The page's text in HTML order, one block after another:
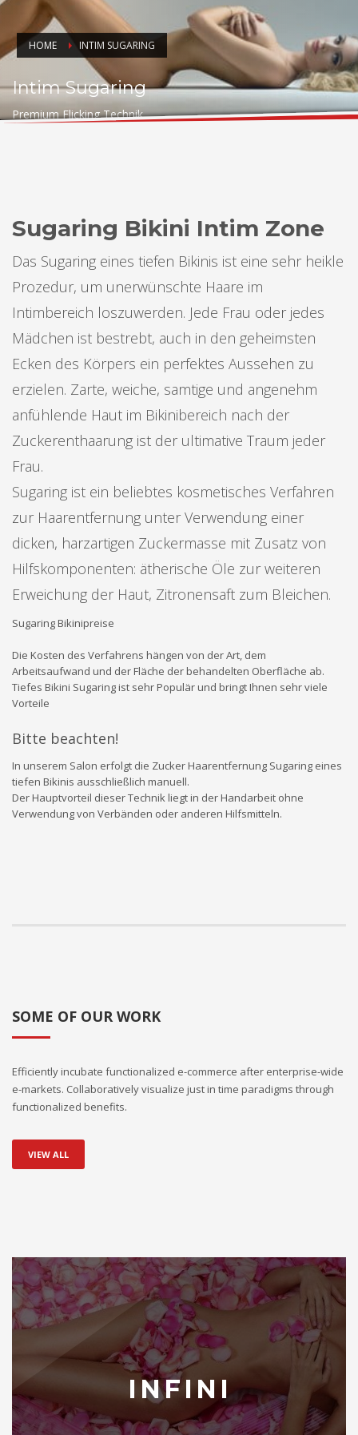
Nur noch mit Termin.
HOME INTIM SUGARING
Intim Sugaring
Premium Flicking Technik
Sugaring Bikini Intim Zone
Das Sugaring eines tiefen Bikinis ist eine sehr heikle
Prozedur, um unerwünschte Haare im
Intimbereich loszuwerden. Jede Frau oder jedes
Mädchen ist bestrebt, auch in den geheimsten
Ecken des Körpers ein perfektes Aussehen zu
erzielen. Zarte, weiche, samtige und angenehm
anfühlende Haut im Bikinibereich nach der
Zuckerenthaarung ist der ultimative Traum jeder
Frau.
Sugaring ist ein beliebtes kosmetisches Verfahren
zur Haarentfernung unter Verwendung einer
dicken, harzartigen Zuckermasse mit Zusatz von
Hilfskomponenten: ätherische Öle zur weiteren
Erweichung der Haut, Zitronensaft zum Bleichen.
Sugaring Bikinipreise
Die Kosten des Verfahrens hängen von der Art, dem
Arbeitsaufwand und der Fläche der behandelten Oberfläche ab.
Tiefes Bikini Sugaring ist sehr Populär und bringt Ihnen sehr viele
Vorteile
Bitte beachten!
In unserem Salon erfolgt die Zucker Haarentfernung Sugaring eines
tiefen Bikinis ausschließlich manuell.
Der Hauptvorteil dieser Technik liegt in der Handarbeit ohne
Verwendung von Verbänden oder anderen Hilfsmitteln.
SOME OF OUR WORK
Efficiently incubate functionalized e-commerce after enterprise-wide
e-markets. Collaboratively visualize just in time paradigms through
functionalized benefits.
VIEW ALL
INFINI